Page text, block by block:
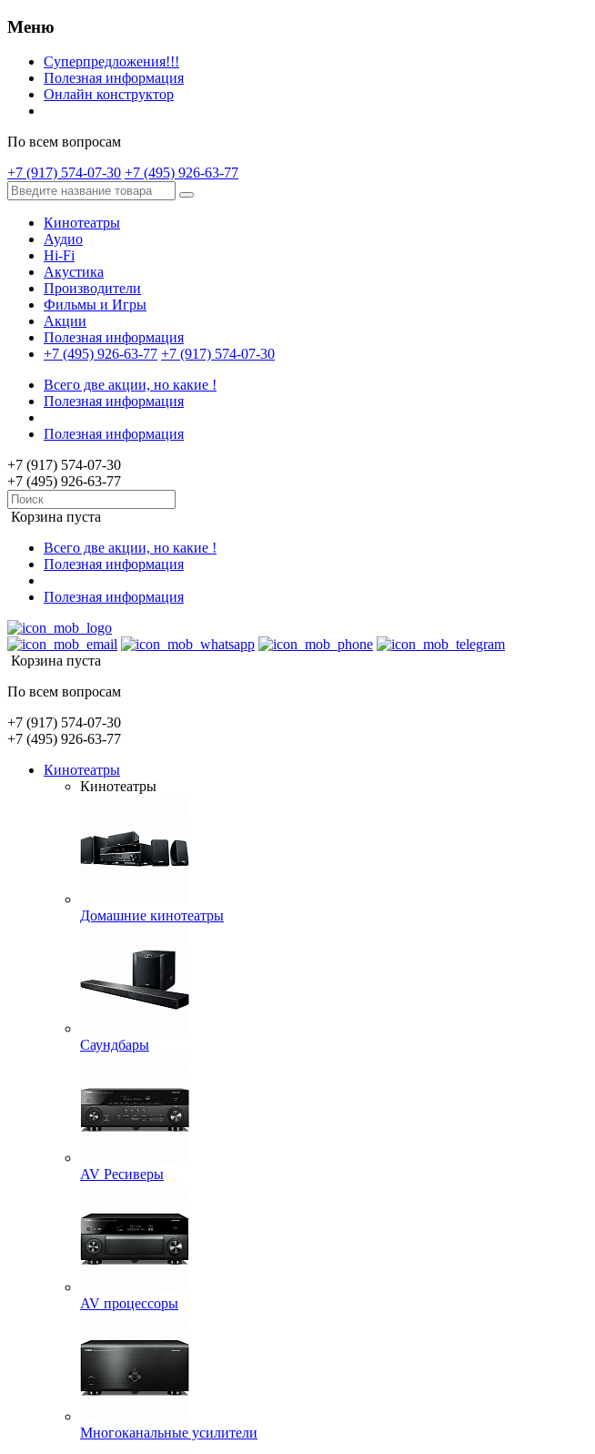
Меню
Суперпредложения!!!
Полезная информация
Онлайн конструктор
По всем вопросам
+7 (917) 574-07-30 +7 (495) 926-63-77
Кинотеатры
Аудио
Hi-Fi
Акустика
Производители
Фильмы и Игры
Акции
Полезная информация
+7 (495) 926-63-77 +7 (917) 574-07-30
Всего две акции, но какие !
Полезная информация
Полезная информация
+7 (917) 574-07-30
+7 (495) 926-63-77
Корзина пуста
Всего две акции, но какие !
Полезная информация
Полезная информация
Корзина пуста
По всем вопросам
+7 (917) 574-07-30
+7 (495) 926-63-77
Кинотеатры
Кинотеатры
Домашние кинотеатры
Саундбары
AV Ресиверы
AV процессоры
Многоканальные усилители